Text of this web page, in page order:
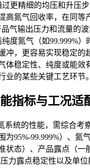
更精细的均压和升压
高氮气回收率，在同等
品气输出压力和流量的
度氮气（如99.999%）
冲，更容易实现稳定的
体稳定性、纯度或能效
业的某些关键工艺环节。
指标与工况适
系统的性能，需综合考
为95%-99.999%）、氮
状态）、产品露点（一
力露点稳定性以及单位